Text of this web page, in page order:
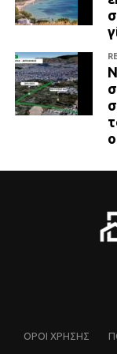
ΌΡΟΙ ΧΡΗΣΗΣ